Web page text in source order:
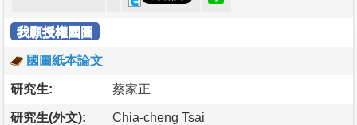
我願授權國圖
國圖紙本論文
研究生: 蔡家正
研究生(外文): Chia-cheng Tsai